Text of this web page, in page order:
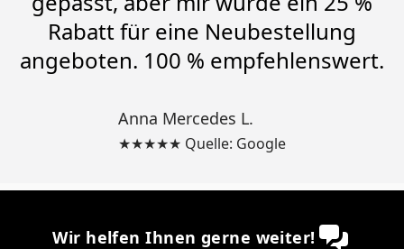
Rabatt für eine Neubestellung
angeboten. 100 % empfehlenswert.
Anna Mercedes L.
★★★★★ Quelle: Google
Wir helfen Ihnen gerne weiter!